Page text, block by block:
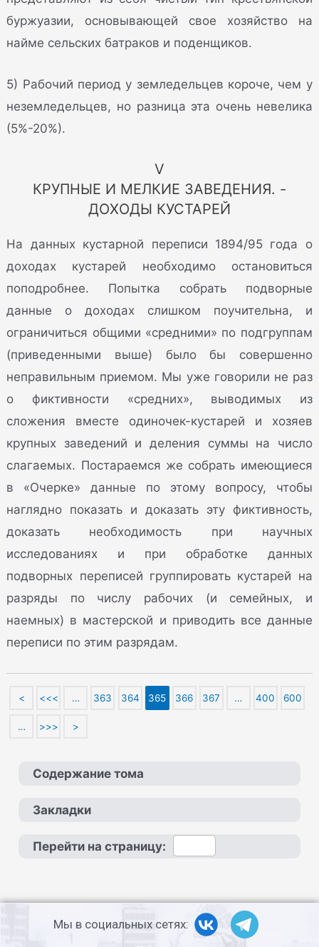
буржуазии, основывающей свое хозяйство на
найме сельских батраков и поденщиков.
5) Рабочий период у земледельцев короче, чем у
неземледельцев, но разница эта очень невелика
(5%-20%).
V
КРУПНЫЕ И МЕЛКИЕ ЗАВЕДЕНИЯ. -
ДОХОДЫ КУСТАРЕЙ
На данных кустарной переписи 1894/95 года о
доходах кустарей необходимо остановиться
поподробнее. Попытка собрать подворные
данные о доходах слишком поучительна, и
ограничиться общими «средними» по подгруппам
(приведенными выше) было бы совершенно
неправильным приемом. Мы уже говорили не раз
о фиктивности «средних», выводимых из
сложения вместе одиночек-кустарей и хозяев
крупных заведений и деления суммы на число
слагаемых. Постараемся же собрать имеющиеся
в «Очерке» данные по этому вопросу, чтобы
наглядно показать и доказать эту фиктивность,
доказать необходимость при научных
исследованиях и при обработке данных
подворных переписей группировать кустарей на
разряды по числу рабочих (и семейных, и
наемных) в мастерской и приводить все данные
переписи по этим разрядам.
< <<< … 363 364 365 366 367 … 400 600
… >>> >
Содержание тома
Закладки
Перейти на страницу:
Мы в социальных сетях: